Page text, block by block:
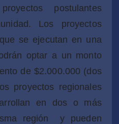
postulantes
Los proyectos
se ejecutan en una
optar a un monto
de $2.000.000 (dos
proyectos regionales
en dos o más
región y pueden